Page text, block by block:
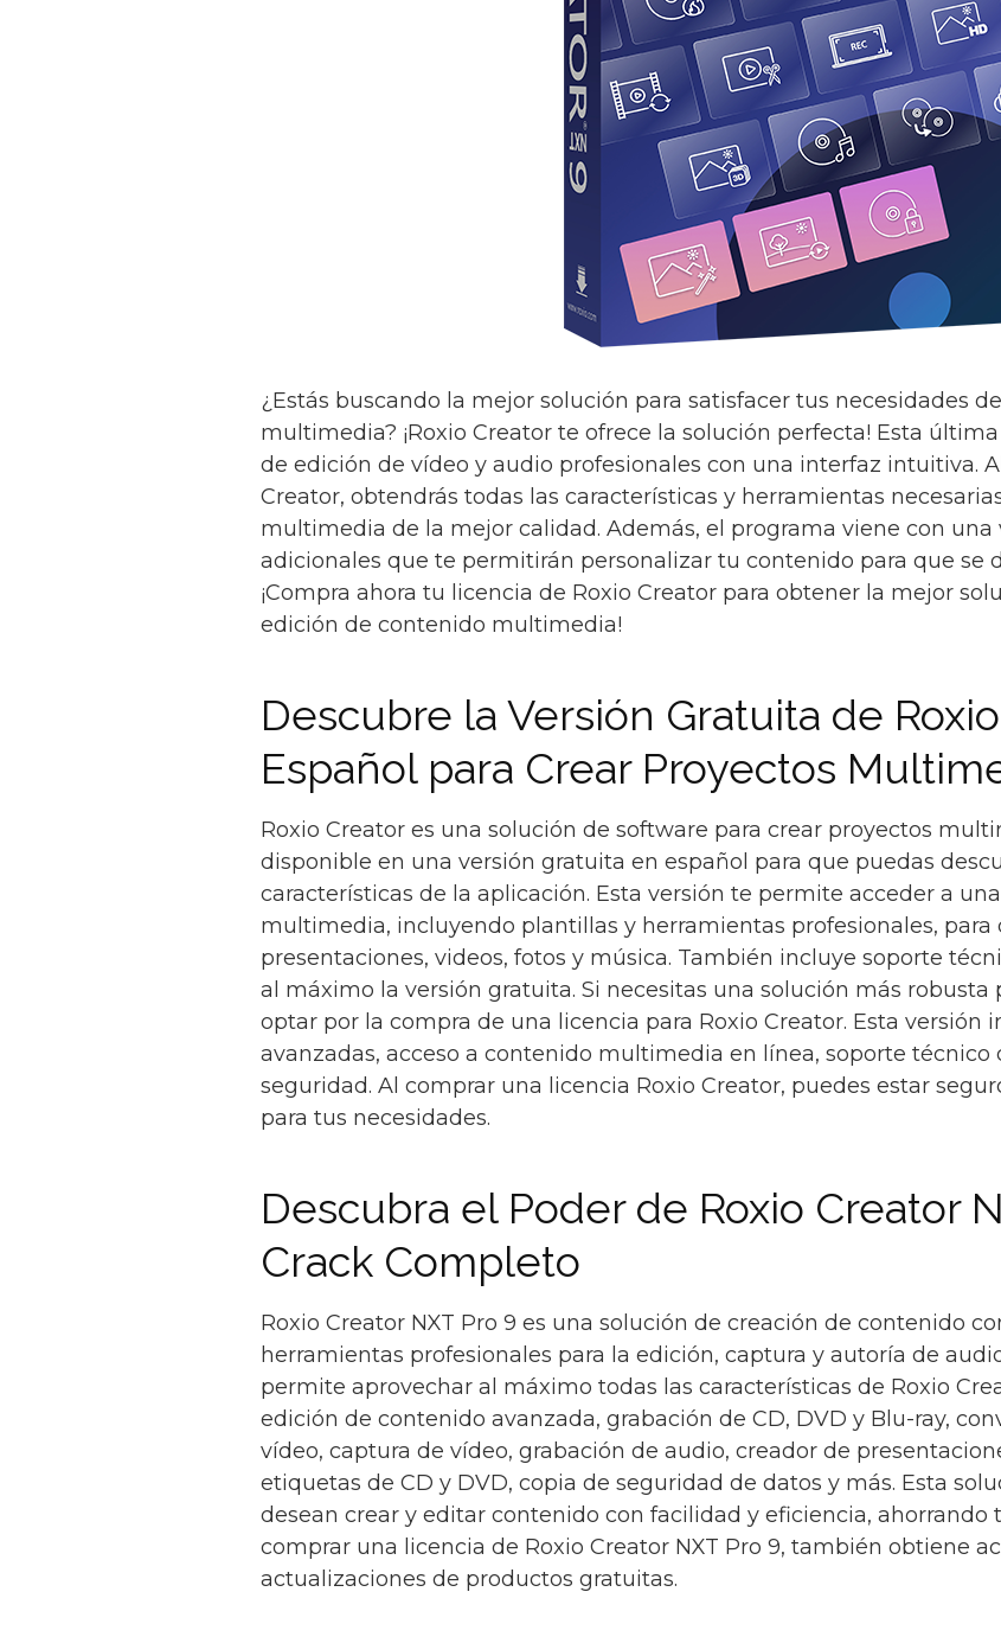
¿Estás buscando la mejor solución para satisfacer tus necesidades
multimedia? ¡Roxio Creator te ofrece la solución perfecta! Esta
de edición de vídeo y audio profesionales con una interfaz intuitiva.
Creator, obtendrás todas las características y herramientas
multimedia de la mejor calidad. Además, el programa viene con
adicionales que te permitirán personalizar tu contenido para que se
¡Compra ahora tu licencia de Roxio Creator para obtener la mejor
edición de contenido multimedia!
Descubre la Versión Gratuita de
Español para Crear Proyectos
Roxio Creator es una solución de software para crear proyectos
disponible en una versión gratuita en español para que puedas
características de la aplicación. Esta versión te permite acceder a
multimedia, incluyendo plantillas y herramientas profesionales, para
presentaciones, videos, fotos y música. También incluye soporte
al máximo la versión gratuita. Si necesitas una solución más robusta
optar por la compra de una licencia para Roxio Creator. Esta versión
avanzadas, acceso a contenido multimedia en línea, soporte
seguridad. Al comprar una licencia Roxio Creator, puedes estar
para tus necesidades.
Descubra el Poder de Roxio Creator
Crack Completo
Roxio Creator NXT Pro 9 es una solución de creación de contenido
herramientas profesionales para la edición, captura y autoría de
permite aprovechar al máximo todas las características de Roxio
edición de contenido avanzada, grabación de CD, DVD y Blu-ray,
vídeo, captura de vídeo, grabación de audio, creador de
etiquetas de CD y DVD, copia de seguridad de datos y más. Esta
desean crear y editar contenido con facilidad y eficiencia, ahorrando
comprar una licencia de Roxio Creator NXT Pro 9, también obtiene
actualizaciones de productos gratuitas.